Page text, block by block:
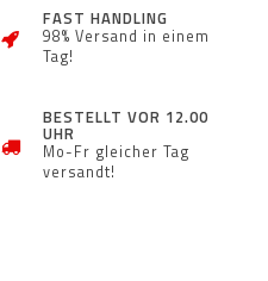
FAST HANDLING
98% Versand in einem
Tag!
BESTELLT VOR 12.00
UHR
Mo-Fr gleicher Tag
versandt!